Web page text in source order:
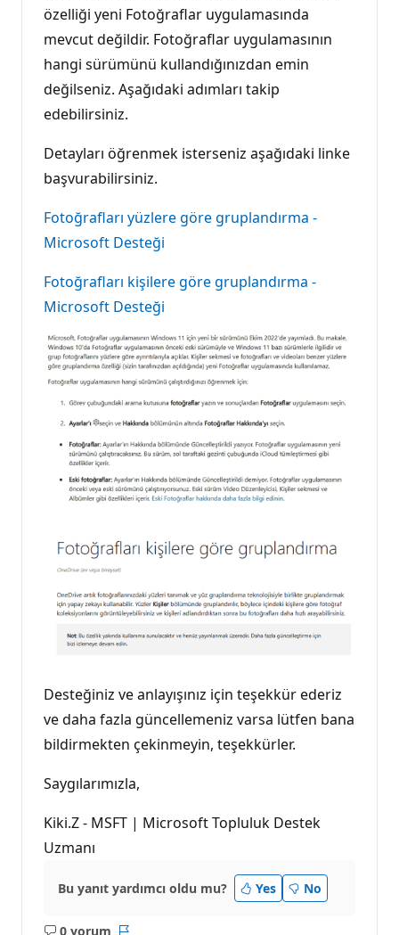
özelliği yeni Fotoğraflar uygulamasında
mevcut değildir. Fotoğraflar uygulamasının
hangi sürümünü kullandığınızdan emin
değilseniz. Aşağıdaki adımları takip
edebilirsiniz.
Detayları öğrenmek isterseniz aşağıdaki linke
başvurabilirsiniz.
Fotoğrafları yüzlere göre gruplandırma -
Microsoft Desteği
Fotoğrafları kişilere göre gruplandırma -
Microsoft Desteği
Desteğiniz ve anlayışınız için teşekkür ederiz
ve daha fazla güncellemeniz varsa lütfen bana
bildirmekten çekinmeyin, teşekkürler.
Saygılarımızla,
Kiki.Z - MSFT | Microsoft Topluluk Destek
Uzmanı
Bu yanıt yardımcı oldu mu? Yes No
0 yorum